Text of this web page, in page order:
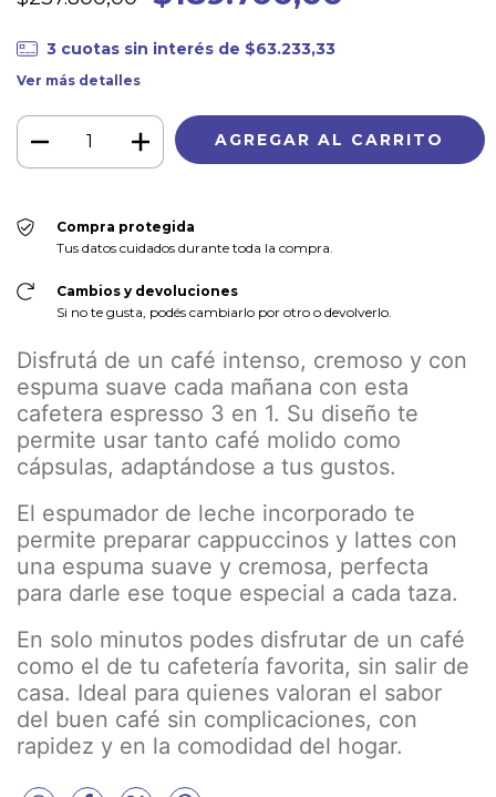
3 cuotas sin interés de $63.233,33
Ver más detalles
Compra protegida
Tus datos cuidados durante toda la compra.
Cambios y devoluciones
Si no te gusta, podés cambiarlo por otro o devolverlo.
Disfrutá de un café intenso, cremoso y con
espuma suave cada mañana con esta
cafetera espresso 3 en 1. Su diseño te
permite usar tanto café molido como
cápsulas, adaptándose a tus gustos.
El espumador de leche incorporado te
permite preparar cappuccinos y lattes con
una espuma suave y cremosa, perfecta
para darle ese toque especial a cada taza.
En solo minutos podes disfrutar de un café
como el de tu cafetería favorita, sin salir de
casa. Ideal para quienes valoran el sabor
del buen café sin complicaciones, con
rapidez y en la comodidad del hogar.